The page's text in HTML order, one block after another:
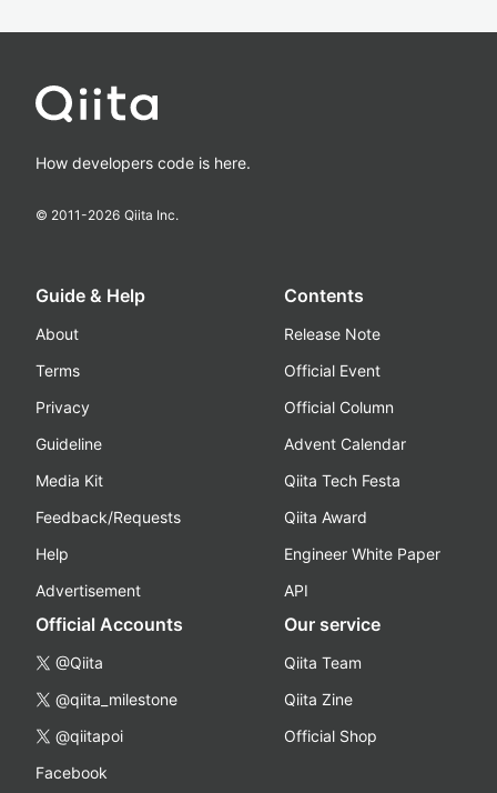
How developers code is here.
© 2011-2026 Qiita Inc.
Guide & Help
About
Terms
Privacy
Guideline
Media Kit
Feedback/Requests
Help
Advertisement
Contents
Release Note
Official Event
Official Column
Advent Calendar
Qiita Tech Festa
Qiita Award
Engineer White Paper
API
Official Accounts
@Qiita
@qiita_milestone
@qiitapoi
Facebook
Our service
Qiita Team
Qiita Zine
Official Shop